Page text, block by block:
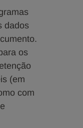
dados
os
(em
com